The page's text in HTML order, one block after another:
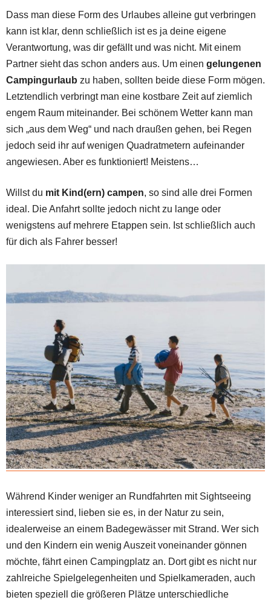
Dass man diese Form des Urlaubes alleine gut verbringen
kann ist klar, denn schließlich ist es ja deine eigene
Verantwortung, was dir gefällt und was nicht. Mit einem
Partner sieht das schon anders aus. Um einen gelungenen
Campingurlaub zu haben, sollten beide diese Form mögen.
Letztendlich verbringt man eine kostbare Zeit auf ziemlich
engem Raum miteinander. Bei schönem Wetter kann man
sich „aus dem Weg“ und nach draußen gehen, bei Regen
jedoch seid ihr auf wenigen Quadratmetern aufeinander
angewiesen. Aber es funktioniert! Meistens…
Willst du mit Kind(ern) campen, so sind alle drei Formen
ideal. Die Anfahrt sollte jedoch nicht zu lange oder
wenigstens auf mehrere Etappen sein. Ist schließlich auch
für dich als Fahrer besser!
Während Kinder weniger an Rundfahrten mit Sightseeing
interessiert sind, lieben sie es, in der Natur zu sein,
idealerweise an einem Badegewässer mit Strand. Wer sich
und den Kindern ein wenig Auszeit voneinander gönnen
möchte, fährt einen Campingplatz an. Dort gibt es nicht nur
zahlreiche Spielgelegenheiten und Spielkameraden, auch
bieten speziell die größeren Plätze unterschiedliche